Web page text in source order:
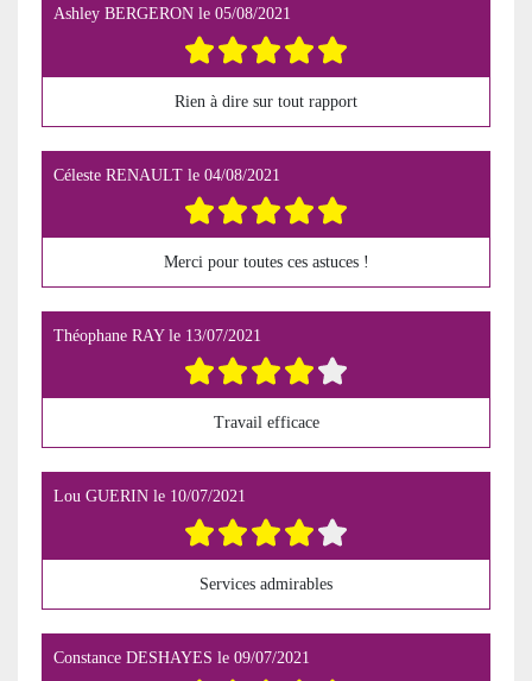
Ashley BERGERON le 05/08/2021
Rien à dire sur tout rapport
Céleste RENAULT le 04/08/2021
Merci pour toutes ces astuces !
Théophane RAYle 13/07/2021
Travail efficace
Lou GUERIN le 10/07/2021
Services admirables
Constance DESHAYES le 09/07/2021